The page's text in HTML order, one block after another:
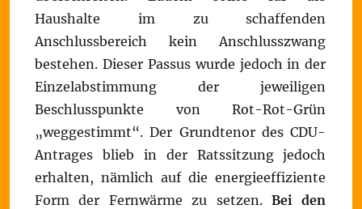
Haushalte im zu schaffenden
Anschlussbereich kein Anschlusszwang
bestehen. Dieser Passus wurde jedoch in der
Einzelabstimmung der jeweiligen
Beschlusspunkte von Rot-Rot-Grün
„weggestimmt“. Der Grundtenor des CDU-
Antrages blieb in der Ratssitzung jedoch
erhalten, nämlich auf die energieeffiziente
Form der Fernwärme zu setzen. Bei den